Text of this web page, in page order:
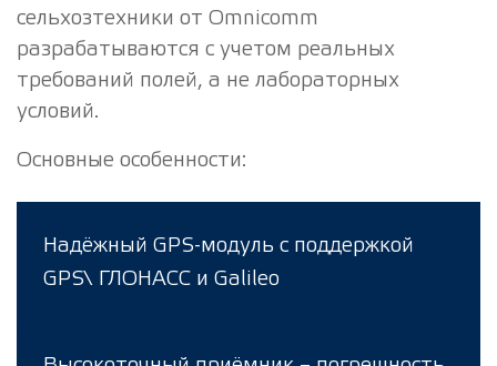
сельхозтехники от Omnicomm
разрабатываются с учетом реальных
требований полей, а не лабораторных
условий.
Основные особенности:
Надёжный GPS-модуль с поддержкой
GPS\ ГЛОНАСС и Galileo